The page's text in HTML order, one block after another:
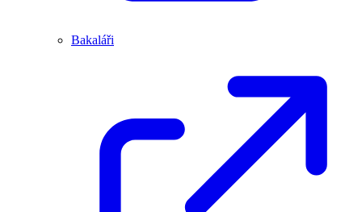
Bakaláři